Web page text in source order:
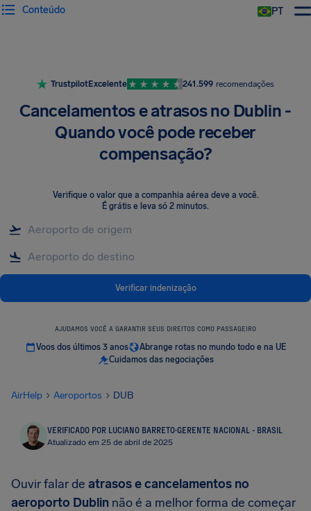
PT
Conteúdo
TrustpilotExcelente 241.599 recomendações
Cancelamentos e atrasos no Dublin -
Quando você pode receber
compensação?
Verifique o valor que a companhia aérea deve a você.
É grátis e leva só 2 minutos.
Verificar indenização
AJUDAMOS VOCÊ A GARANTIR SEUS DIREITOS COMO PASSAGEIRO
Voos dos últimos 3 anos
Abrange rotas no mundo todo e na UE
Cuidamos das negociações
AirHelp Aeroportos DUB
VERIFICADO POR LUCIANO BARRETO·GERENTE NACIONAL - BRASIL
Atualizado em 25 de abril de 2025
Ouvir falar de atrasos e cancelamentos no
aeroporto Dublin não é a melhor forma de começar